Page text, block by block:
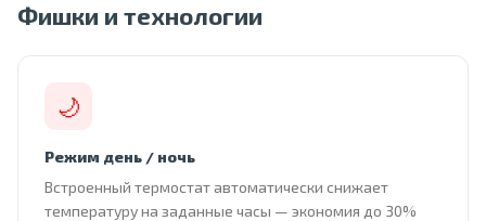
Фишки и технологии
🌙
Режим день / ночь
Встроенный термостат автоматически снижает
температуру на заданные часы — экономия до 30%